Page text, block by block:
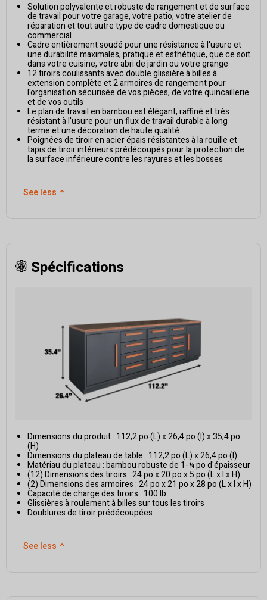
Solution polyvalente et robuste de rangement et de surface
de travail pour votre garage, votre patio, votre atelier de
réparation et tout autre type de cadre domestique ou
commercial
Cadre entièrement soudé pour une résistance à l'usure et
une durabilité maximales, pratique et esthétique, que ce soit
dans votre cuisine, votre abri de jardin ou votre grange
12 tiroirs coulissants avec double glissière à billes à
extension complète et 2 armoires de rangement pour
l'organisation sécurisée de vos pièces, de votre quincaillerie
et de vos outils
Le plan de travail en bambou est élégant, raffiné et très
résistant à l'usure pour un flux de travail durable à long
terme et une décoration de haute qualité
Poignées de tiroir en acier épais résistantes à la rouille et
tapis de tiroir intérieurs prédécoupés pour la protection de
la surface inférieure contre les rayures et les bosses
See less ⌃
Spécifications
Dimensions du produit : 112,2 po (L) x 26,4 po (l) x 35,4 po
(H)
Dimensions du plateau de table : 112,2 po (L) x 26,4 po (l)
Matériau du plateau : bambou robuste de 1-¼ po d'épaisseur
(12) Dimensions des tiroirs : 24 po x 20 po x 5 po (L x l x H)
(2) Dimensions des armoires : 24 po x 21 po x 28 po (L x l x H)
Capacité de charge des tiroirs : 100 lb
Glissières à roulement à billes sur tous les tiroirs
Doublures de tiroir prédécoupées
See less ⌃